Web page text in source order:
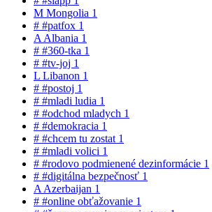
M Mongolia 1
# #patfox 1
A Albania 1
# #360-tka 1
# #tv-joj 1
L Libanon 1
# #postoj 1
# #mladi ludia 1
# #odchod mladych 1
# #demokracia 1
# #chcem tu zostat 1
# #mladi volici 1
# #rodovo podmienené dezinformácie 1
# #digitálna bezpečnosť 1
A Azerbaijan 1
# #online obťažovanie 1